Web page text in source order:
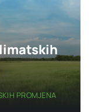
PROMJENA